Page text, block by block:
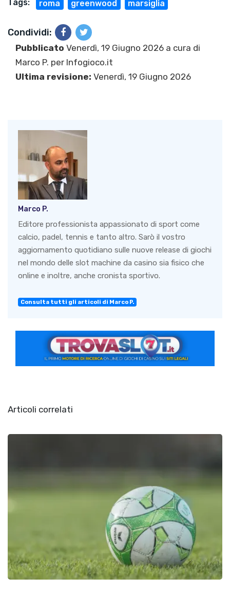
Tags: roma greenwood marsiglia
Condividi:
Pubblicato Venerdì, 19 Giugno 2026 a cura di
Marco P. per Infogioco.it
Ultima revisione: Venerdì, 19 Giugno 2026
Marco P.
Editore professionista appassionato di sport come
calcio, padel, tennis e tanto altro. Sarò il vostro
aggiornamento quotidiano sulle nuove release di giochi
nel mondo delle slot machine da casino sia fisico che
online e inoltre, anche cronista sportivo.
Consulta tutti gli articoli di Marco P.
Articoli correlati